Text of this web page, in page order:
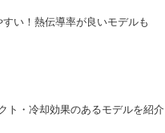
い！熱伝導率が良いモデルも
ト・冷却効果のあるモデルを紹介